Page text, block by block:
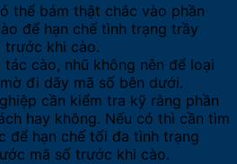
thể bám thật chắc vào phần
để hạn chế tình trạng trầy
trước khi cào.
cào, nhũ không nên để loại
đi dãy mã số bên dưới.
cần kiểm tra kỹ rằng phần
hay không. Nếu có thì cần tìm
để hạn chế tối đa tình trạng
mã số trước khi cào.